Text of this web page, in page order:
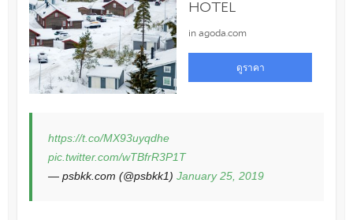
https://t.co/MX93uyqdhe
pic.twitter.com/wTBfrR3P1T
— psbkk.com (@psbkk1) January 25, 2019